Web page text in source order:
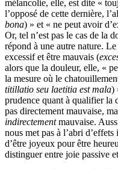
mélancolie, elle, est dite «
l’opposé de cette dernière,
bona) » et « ne peut avoir
Or, tel n’est pas le cas de la
répond à une autre nature.
excessif et être mauvais (
alors que la douleur, elle, «
la mesure où le
titillatio seu laetitia est mala)
prudence quant à qualifier la
pas directement mauvaise,
indirectementmauvaise.
nous met pas à l’abri
d’être joyeux pour être
distinguer entre joie passive